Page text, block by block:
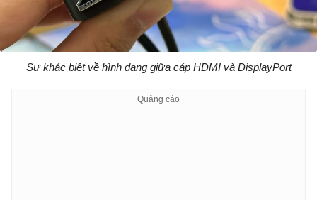
Sự khác biệt về hình dạng giữa cáp HDMI và DisplayPort